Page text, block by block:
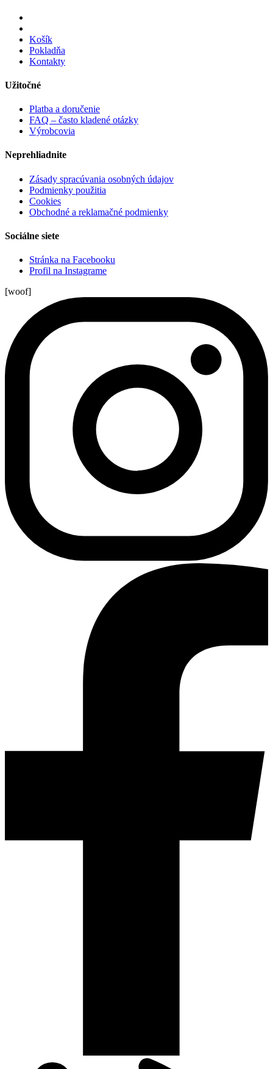
Košík
Pokladňa
Kontakty
Užitočné
Platba a doručenie
FAQ – často kladené otázky
Výrobcovia
Neprehliadnite
Zásady spracúvania osobných údajov
Podmienky použitia
Cookies
Obchodné a reklamačné podmienky
Sociálne siete
Stránka na Facebooku
Profil na Instagrame
[woof]